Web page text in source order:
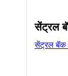
सेंट्रल
सेंट्रल बॅक